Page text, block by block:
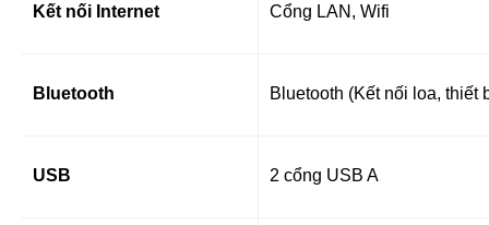
Kết nối Internet Cổng LAN, Wifi
Bluetooth Bluetooth (Kết nối loa, thiết
USB 2 cổng USB A